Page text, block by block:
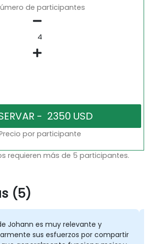
de participantes
por participante
requieren más de 5 participantes.
(5)
Johann es muy relevante y
sus esfuerzos por compartir